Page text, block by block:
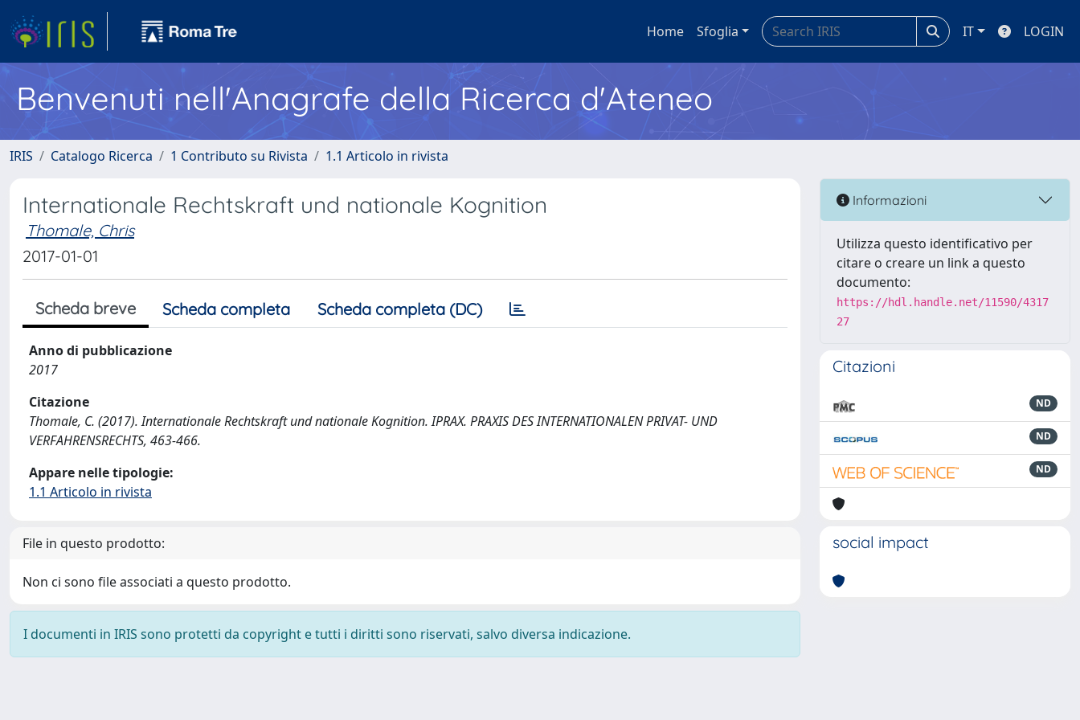
Home Sfoglia IT LOGIN
Benvenuti nell'Anagrafe della Ricerca d'Ateneo
IRIS Catalogo Ricerca 1 Contributo su Rivista 1.1 Articolo in rivista
Internationale Rechtskraft und nationale Kognition
Thomale, Chris
2017-01-01
Scheda breve Scheda completa Scheda completa (DC)
Anno di pubblicazione
2017
Citazione
Thomale, C. (2017). Internationale Rechtskraft und nationale Kognition. IPRAX. PRAXIS DES INTERNATIONALEN PRIVAT- UND
VERFAHRENSRECHTS, 463-466.
Appare nelle tipologie:
1.1 Articolo in rivista
File in questo prodotto:
Non ci sono file associati a questo prodotto.
I documenti in IRIS sono protetti da copyright e tutti i diritti sono riservati, salvo diversa indicazione.
Informazioni
Utilizza questo identificativo per
citare o creare un link a questo
documento:
https://hdl.handle.net/11590/4317
27
Citazioni
ND
ND
ND
social impact